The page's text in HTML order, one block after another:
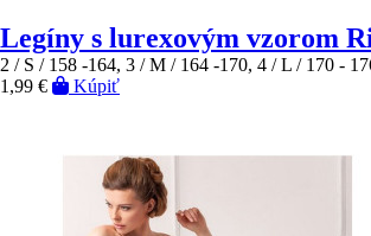
Legíny s lurexovým vzorom
2 / S / 158 -164, 3 / M / 164 -170, 4 / L / 170 -
1,99 €
Kúpiť